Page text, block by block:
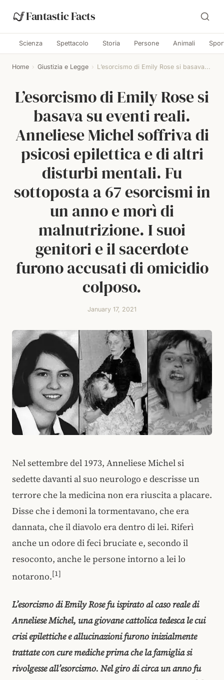
Fantastic Facts
Scienza Spettacolo Storia Persone Animali
Home › Giustizia e Legge › L’esorcismo di Emily Rose si basava...
L’esorcismo di Emily Rose si
basava su eventi reali.
Anneliese Michel soffriva di
psicosi epilettica e di altri
disturbi mentali. Fu
sottoposta a 67 esorcismi in
un anno e morì di
malnutrizione. I suoi
genitori e il sacerdote
furono accusati di omicidio
colposo.
January 17, 2021
Nel settembre del 1973, Anneliese Michel si
sedette davanti al suo neurologo e descrisse un
terrore che la medicina non era riuscita a placare.
Disse che i demoni la tormentavano, che era
dannata, che il diavolo era dentro di lei. Riferì
anche un odore di feci bruciate e, secondo il
resoconto, anche le persone intorno a lei lo
notarono.[1]
L’esorcismo di Emily Rose fu ispirato al caso reale di
Anneliese Michel, una giovane cattolica tedesca le cui
crisi epilettiche e allucinazioni furono inizialmente
trattate con cure mediche prima che la famiglia si
rivolgesse all’esorcismo. Nel giro di circa un anno fu